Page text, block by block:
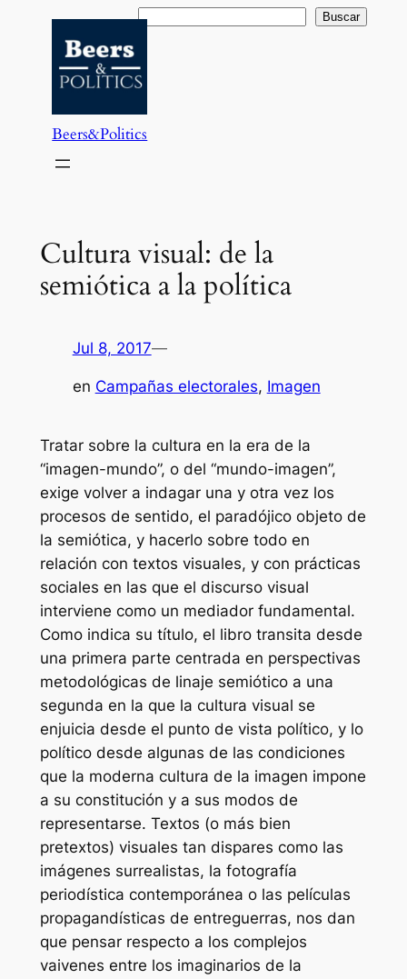
contenido
Buscar Buscar
Beers&Politics
Cultura visual: de la
semiótica a la política
Jul 8, 2017—
en Campañas electorales, Imagen
Tratar sobre la cultura en la era de la
“imagen-mundo”, o del “mundo-imagen”,
exige volver a indagar una y otra vez los
procesos de sentido, el paradójico objeto de
la semiótica, y hacerlo sobre todo en
relación con textos visuales, y con prácticas
sociales en las que el discurso visual
interviene como un mediador fundamental.
Como indica su título, el libro transita desde
una primera parte centrada en perspectivas
metodológicas de linaje semiótico a una
segunda en la que la cultura visual se
enjuicia desde el punto de vista político, y lo
político desde algunas de las condiciones
que la moderna cultura de la imagen impone
a su constitución y a sus modos de
representarse. Textos (o más bien
pretextos) visuales tan dispares como las
imágenes surrealistas, la fotografía
periodística contemporánea o las películas
propagandísticas de entreguerras, nos dan
que pensar respecto a los complejos
vaivenes entre los imaginarios de la